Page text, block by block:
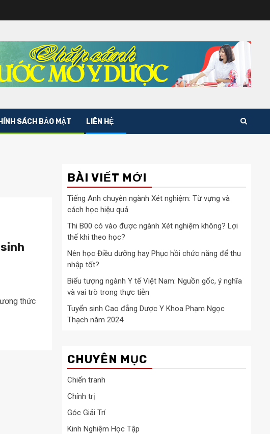
SÁCH BẢO MẬT LIÊN HỆ
thức
BÀI VIẾT MỚI
Tiếng Anh chuyên ngành Xét nghiệm: Từ vựng và
cách học hiệu quả
Thi B00 có vào được ngành Xét nghiệm không? Lợi
thế khi theo học?
Nên học Điều dưỡng hay Phục hồi chức năng để thu
nhập tốt?
Biểu tượng ngành Y tế Việt Nam: Nguồn gốc, ý nghĩa
và vai trò trong thực tiễn
Tuyển sinh Cao đẳng Dược Y Khoa Phạm Ngọc
Thạch năm 2024
CHUYÊN MỤC
Chiến tranh
Chính trị
Góc Giải Trí
Kinh Nghiệm Học Tập